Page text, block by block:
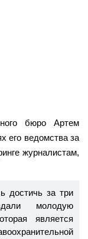
бюро Артем
его ведомства за
журналистам,
достичь за три
молодую
является